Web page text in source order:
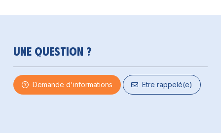
Une question ?
Demande d'informations Etre rappelé(e)